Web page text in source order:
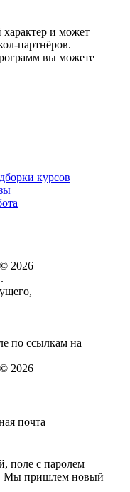
и может
партнёров.
вы можете
курсов
2026
по ссылкам на
2026
почта
поле с паролем
Мы пришлем новый